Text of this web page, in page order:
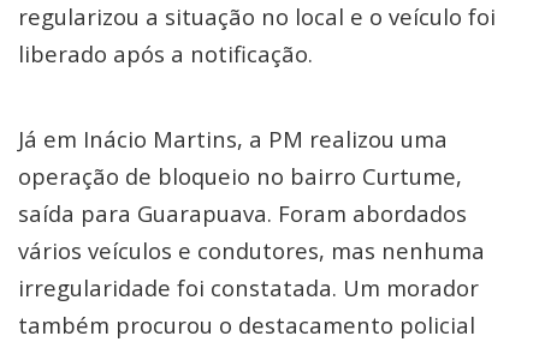
regularizou a situação no local e o veículo foi
liberado após a notificação.
Já em Inácio Martins, a PM realizou uma
operação de bloqueio no bairro Curtume,
saída para Guarapuava. Foram abordados
vários veículos e condutores, mas nenhuma
irregularidade foi constatada. Um morador
também procurou o destacamento policial